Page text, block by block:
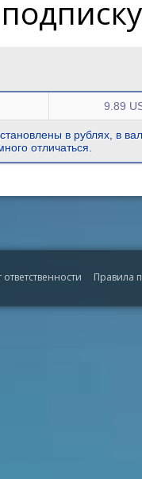
9.89
в рублях, в
отличаться.
ответственности Правила